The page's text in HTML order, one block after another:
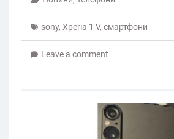
sony, Xperia 1 V, смартфони
Leave a comment